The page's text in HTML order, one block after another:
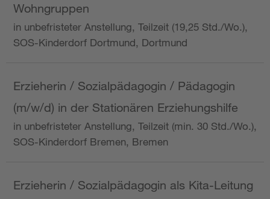
Wohngruppen
in unbefristeter Anstellung, Teilzeit (19,25 Std./Wo.),
SOS-Kinderdorf Dortmund, Dortmund
Erzieherin / Sozialpädagogin / Pädagogin
(m/w/d) in der Stationären Erziehungshilfe
in unbefristeter Anstellung, Teilzeit (min. 30 Std./Wo.),
SOS-Kinderdorf Bremen, Bremen
Erzieherin / Sozialpädagogin als Kita-Leitung